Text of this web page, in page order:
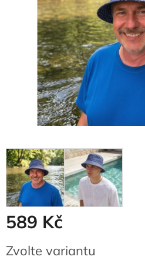
589 Kč
cena:
Zvolte variantu